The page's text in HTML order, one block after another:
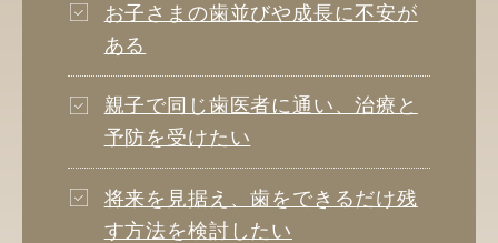
お子さまの歯並びや成長に不安が
ある
親子で同じ歯医者に通い、治療と
予防を受けたい
将来を見据え、歯をできるだけ残
す方法を検討したい